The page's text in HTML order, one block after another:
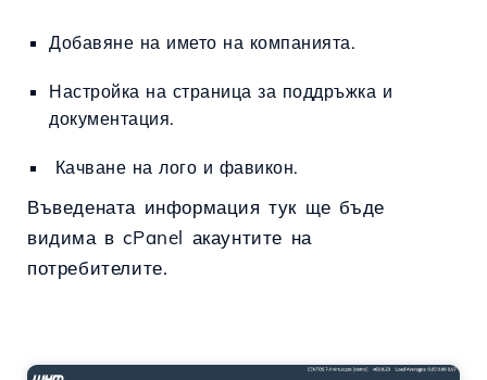
Добавяне на името на компанията.
Настройка на страница за поддръжка и
документация.
Качване на лого и фавикон.
Въведената информация тук ще бъде
видима в cPanel акаунтите на
потребителите.